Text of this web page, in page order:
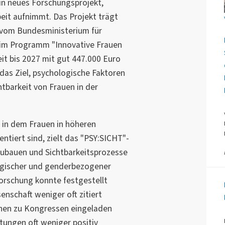
neues Forschungsprojekt,
aufnimmt. Das Projekt trägt
Bundesministerium für
Programm "Innovative Frauen
bis 2027 mit gut 447.000 Euro
Ziel, psychologische Faktoren
von Frauen in der
dem Frauen in höheren
sind, zielt das "PSY:SICHT"-
und Sichtbarkeitsprozesse
und genderbezogener
konnte festgestellt
weniger oft zitiert
zu Kongressen eingeladen